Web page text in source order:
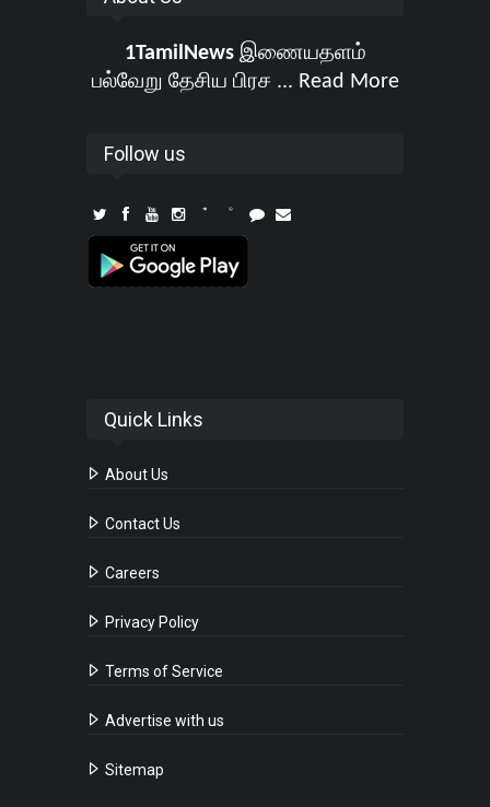
1TamilNewsஇணையதளம்
பல்வேறு தேசிய பிரச ... Read More
Follow us
Quick Links
About Us
Contact Us
Careers
Privacy Policy
Terms of Service
Advertise with us
Sitemap